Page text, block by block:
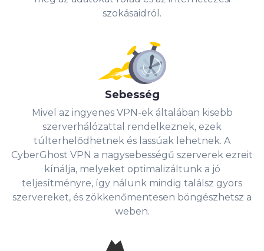
szokásaidról.
Sebesség
Mivel az ingyenes VPN-ek általában kisebb
szerverhálózattal rendelkeznek, ezek
túlterhelődhetnek és lassúak lehetnek. A
CyberGhost VPN a nagysebességű szerverek ezreit
kínálja, melyeket optimalizáltunk a jó
teljesítményre, így nálunk mindig találsz gyors
szervereket, és zökkenőmentesen böngészhetsz a
weben.